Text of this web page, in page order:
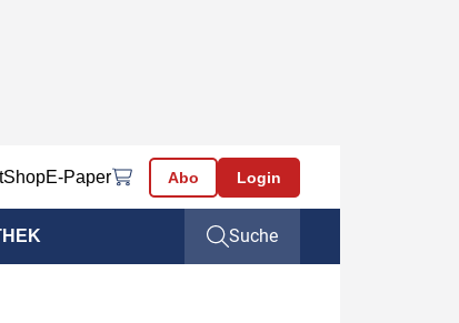
ShopE-Paper Abo Login
Suche